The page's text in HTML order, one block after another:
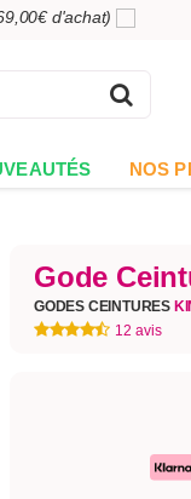
d'achat)
NOS
Gode
GODES CEINTURES
12 avis